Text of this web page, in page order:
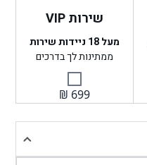
שירות VIP
מעל 18 ניידות שירות
ממתינות לך בדרכים
₪ 699